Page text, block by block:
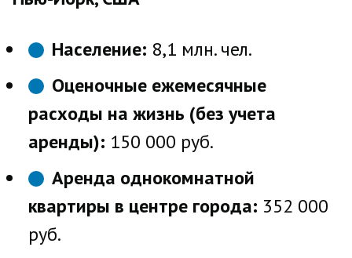
Население: 8,1 млн. чел.
Оценочные ежемесячные
расходы на жизнь (без учета
аренды): 150 000 руб.
Аренда однокомнатной
квартиры в центре города: 352 000
руб.